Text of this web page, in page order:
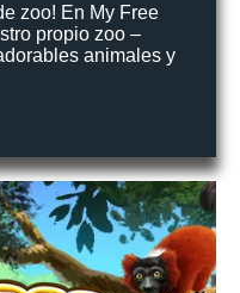
zoo! En My Free
propio zoo –
animales y